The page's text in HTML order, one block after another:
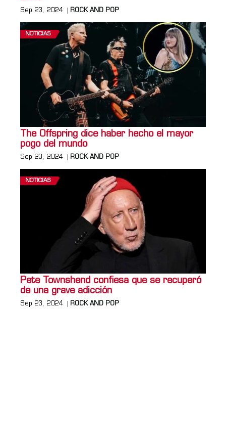
Sep 23, 2024 ROCK AND POP
NOTICIAS
The Offspring dice haber hecho el mayor
pogo del mundo
Sep 23, 2024 ROCK AND POP
NOTICIAS
Pete Townshend confiesa que se recuperó
de una grave adicción
Sep 23, 2024 ROCK AND POP